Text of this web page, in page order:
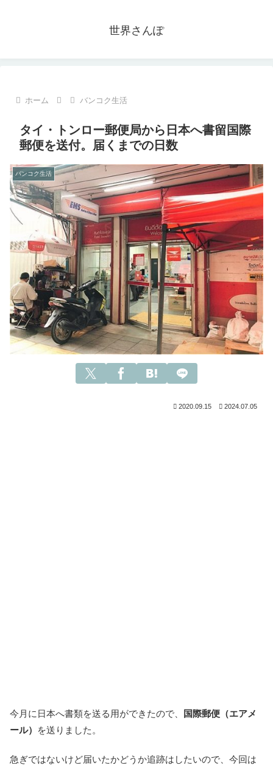
世界さんぽ
ホーム バンコク生活
タイ・トンロー郵便局から日本へ書留国際
郵便を送付。届くまでの日数
バンコク生活
2020.09.15 2024.07.05
今月に日本へ書類を送る用ができたので、
国際郵便（エアメ
ール）
を送りました。
急ぎではないけど届いたかどうか追跡はしたいので、今回は